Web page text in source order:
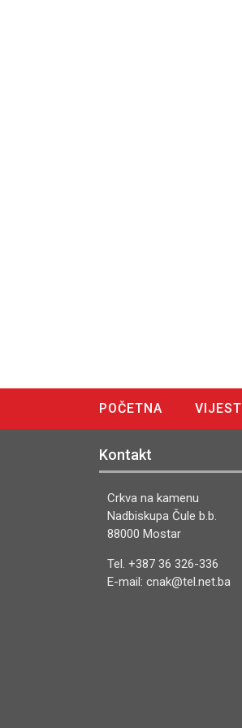
POČETNA VIJESTI
Kontakt
Crkva na kamenu
Nadbiskupa Čule b.b.
88000 Mostar
Tel. +387 36 326-336
E-mail: cnak@tel.net.ba